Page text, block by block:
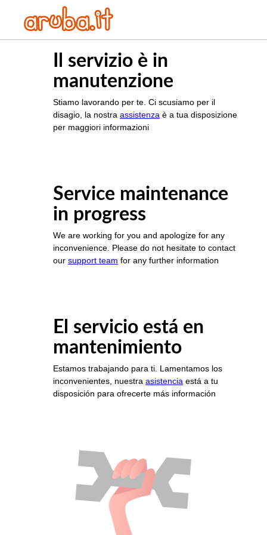
Il servizio è in
manutenzione
Stiamo lavorando per te. Ci scusiamo per il
disagio, la nostra assistenza è a tua disposizione
per maggiori informazioni
Service maintenance
in progress
We are working for you and apologize for any
inconvenience. Please do not hesitate to contact
our support team for any further information
El servicio está en
mantenimiento
Estamos trabajando para ti. Lamentamos los
inconvenientes, nuestra asistencia está a tu
disposición para ofrecerte más información